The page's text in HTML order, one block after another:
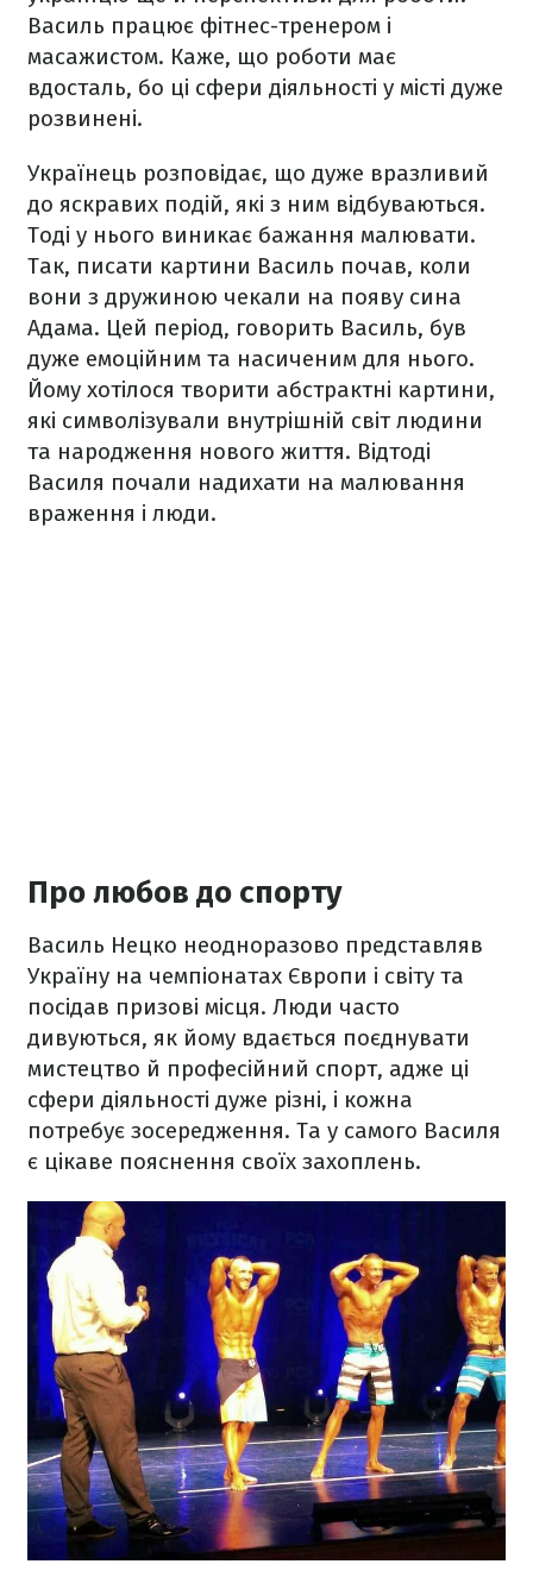
Василь працює фітнес-тренером і
масажистом. Каже, що роботи має
вдосталь, бо ці сфери діяльності у місті дуже
розвинені.
Українець розповідає, що дуже вразливий
до яскравих подій, які з ним відбуваються.
Тоді у нього виникає бажання малювати.
Так, писати картини Василь почав, коли
вони з дружиною чекали на появу сина
Адама. Цей період, говорить Василь, був
дуже емоційним та насиченим для нього.
Йому хотілося творити абстрактні картини,
які символізували внутрішній світ людини
та народження нового життя. Відтоді
Василя почали надихати на малювання
враження і люди.
Про любов до спорту
Василь Нецко неодноразово представляв
Україну на чемпіонатах Європи і світу та
посідав призові місця. Люди часто
дивуються, як йому вдається поєднувати
мистецтво й професійний спорт, адже ці
сфери діяльності дуже різні, і кожна
потребує зосередження. Та у самого Василя
є цікаве пояснення своїх захоплень.